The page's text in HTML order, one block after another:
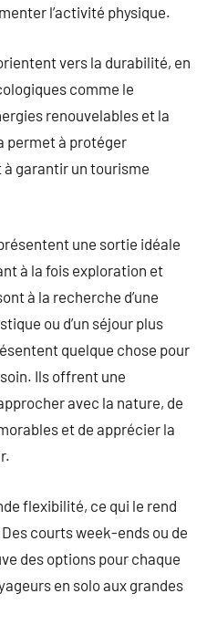
l’activité physique.
vers la durabilité, en
comme le
renouvelables et la
permet à protéger
à garantir un tourisme
une sortie idéale
à la fois exploration et
à la recherche d’une
ou d’un séjour plus
quelque chose pour
Ils offrent une
avec la nature, de
et de apprécier la
flexibilité, ce qui le rend
courts week-ends ou de
des options pour chaque
en solo aux grandes